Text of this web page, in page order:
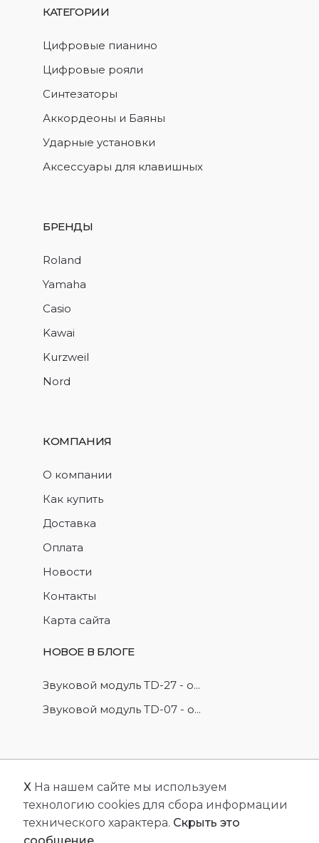
КАТЕГОРИИ
Цифровые пианино
Цифровые рояли
Синтезаторы
Аккордеоны и Баяны
Ударные установки
Аксессуары для клавишных
БРЕНДЫ
Roland
Yamaha
Casio
Kawai
Kurzweil
Nord
КОМПАНИЯ
О компании
Как купить
Доставка
Оплата
Новости
Контакты
Карта сайта
НОВОЕ В БЛОГЕ
Звуковой модуль TD-27 - о...
Звуковой модуль TD-07 - о...
© 2026FriendlyCMS. Все права защищены.
XНа нашем сайте мы используем
технологию cookies для сбора информации
технического характера. Скрыть это